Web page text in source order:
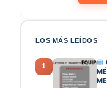
LOS MÁS LEÍDOS
1